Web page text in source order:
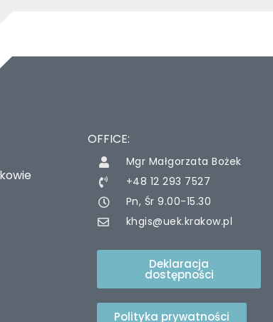
OFFICE:
Mgr Małgorzata Bożek
+48 12 293 7527
Pn, Śr 9.00-15.30
khgis@uek.krakow.pl
Deklaracja
dostępności
Polityka prywatności